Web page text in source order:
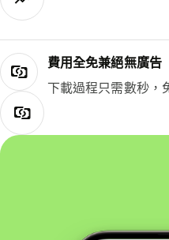
費用全免兼絕無廣告
下載過程只需數秒，